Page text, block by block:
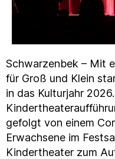
Schwarzenbek – Mit
für Groß und Klein
in das Kulturjahr
gefolgt von einem
Erwachsene im
Kindertheater zum